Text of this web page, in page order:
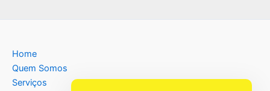
Home
Quem Somos
Serviços